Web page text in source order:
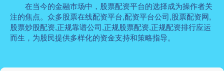
在当今的金融市场中，股票配资平台的选择成为操作者关
注的焦点。众多股票在线配资平台,配资平台公司,股票配资网,
股票炒股配资,正规靠谱公司,正规股票配资,正规配资排行应运
而生，为股民提供多样化的资金支持和策略指导。